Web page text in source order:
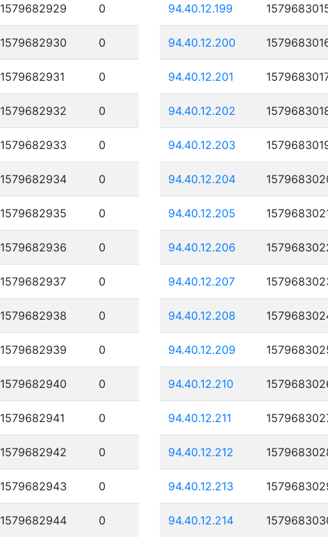
1579682929 0
1579682930 0
1579682931 0
1579682932 0
1579682933 0
1579682934 0
1579682935 0
1579682936 0
1579682937 0
1579682938 0
1579682939 0
1579682940 0
1579682941 0
1579682942 0
1579682943 0
1579682944 0
94.40.12.199
94.40.12.200
94.40.12.201
94.40.12.202
94.40.12.203
94.40.12.204
94.40.12.205
94.40.12.206
94.40.12.207
94.40.12.208
94.40.12.209
94.40.12.210
94.40.12.211
94.40.12.212
94.40.12.213
94.40.12.214